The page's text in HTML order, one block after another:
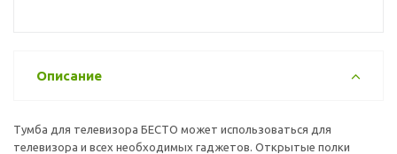
Описание
Тумба для телевизора БЕСТО может использоваться для
телевизора и всех необходимых гаджетов. Открытые полки